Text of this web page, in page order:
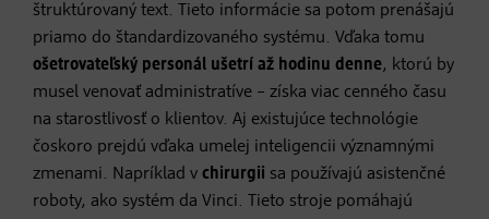
štruktúrovaný text. Tieto informácie sa potom prenášajú
priamo do štandardizovaného systému. Vďaka tomu
ošetrovateľský personál ušetrí až hodinu denne, ktorú by
musel venovať administratíve – získa viac cenného času
na starostlivosť o klientov. Aj existujúce technológie
čoskoro prejdú vďaka umelej inteligencii významnými
zmenami. Napríklad v chirurgii sa používajú asistenčné
roboty, ako systém da Vinci. Tieto stroje pomáhajú